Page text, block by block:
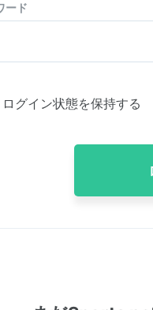
ード
ログイン状態を保持する